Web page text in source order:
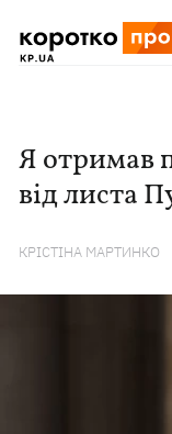
Я отримав
від листа
КРІСТІНА МАРТИНКО